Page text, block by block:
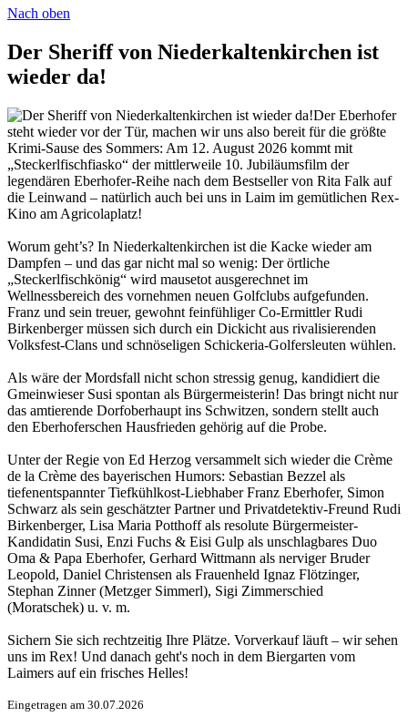
Nach oben
Der Sheriff von Niederkaltenkirchen ist
wieder da!
Der Eberhofer
steht wieder vor der Tür, machen wir uns also bereit für die größte
Krimi-Sause des Sommers: Am 12. August 2026 kommt mit
„Steckerlfischfiasko“ der mittlerweile 10. Jubiläumsfilm der
legendären Eberhofer-Reihe nach dem Bestseller von Rita Falk auf
die Leinwand – natürlich auch bei uns in Laim im gemütlichen Rex-
Kino am Agricolaplatz!
Worum geht’s? In Niederkaltenkirchen ist die Kacke wieder am
Dampfen – und das gar nicht mal so wenig: Der örtliche
„Steckerlfischkönig“ wird mausetot ausgerechnet im
Wellnessbereich des vornehmen neuen Golfclubs aufgefunden.
Franz und sein treuer, gewohnt feinfühliger Co-Ermittler Rudi
Birkenberger müssen sich durch ein Dickicht aus rivalisierenden
Volksfest-Clans und schnöseligen Schickeria-Golfersleuten wühlen.
Als wäre der Mordsfall nicht schon stressig genug, kandidiert die
Gmeinwieser Susi spontan als Bürgermeisterin! Das bringt nicht nur
das amtierende Dorfoberhaupt ins Schwitzen, sondern stellt auch
den Eberhoferschen Hausfrieden gehörig auf die Probe.
Unter der Regie von Ed Herzog versammelt sich wieder die Crème
de la Crème des bayerischen Humors: Sebastian Bezzel als
tiefenentspannter Tiefkühlkost-Liebhaber Franz Eberhofer, Simon
Schwarz als sein geschätzter Partner und Privatdetektiv-Freund Rudi
Birkenberger, Lisa Maria Potthoff als resolute Bürgermeister-
Kandidatin Susi, Enzi Fuchs & Eisi Gulp als unschlagbares Duo
Oma & Papa Eberhofer, Gerhard Wittmann als nerviger Bruder
Leopold, Daniel Christensen als Frauenheld Ignaz Flötzinger,
Stephan Zinner (Metzger Simmerl), Sigi Zimmerschied
(Moratschek) u. v. m.
Sichern Sie sich rechtzeitig Ihre Plätze. Vorverkauf läuft – wir sehen
uns im Rex! Und danach geht's noch in dem Biergarten vom
Laimers auf ein frisches Helles!
Eingetragen am 30.07.2026